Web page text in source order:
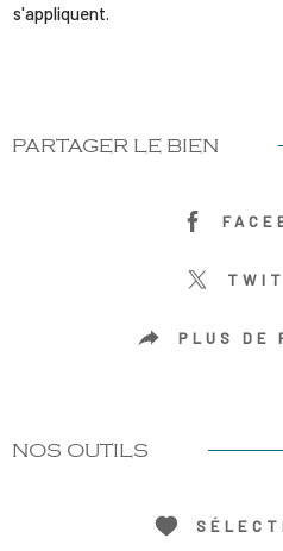
s'appliquent.
PARTAGER LE BIEN
PLUS DE
NOS OUTILS